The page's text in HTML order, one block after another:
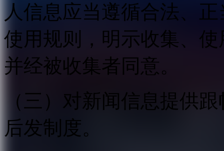
人信息应当遵循合法、
使用规则，明示收集、
并经被收集者同意。
（三）对新闻信息提供
后发制度。